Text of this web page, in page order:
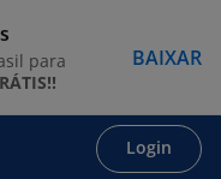
Login
para
BAIXAR